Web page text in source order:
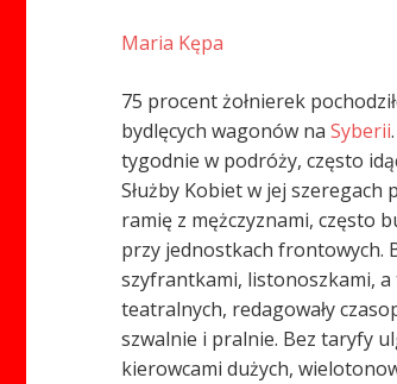
Maria Kępa
75 procent żołnierek
bydlęcych wagonów na Syberii.
tygodnie w podróży, często
Służby Kobiet w jej szeregach
ramię z mężczyznami, często
przy jednostkach frontowych.
szyfrantkami, listonoszkami, a
teatralnych, redagowały
szwalnie i pralnie. Bez taryfy
kierowcami dużych,